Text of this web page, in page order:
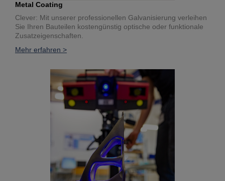
Metal Coating
Clever: Mit unserer professionellen Galvanisierung verleihen
Sie Ihren Bauteilen kostengünstig optische oder funktionale
Zusatzeigenschaften.
Mehr erfahren >